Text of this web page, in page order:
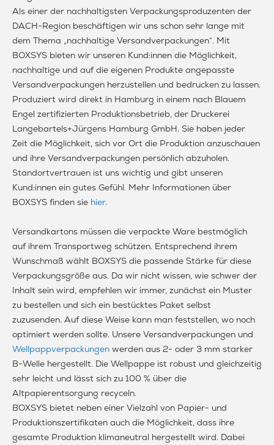
Als einer der nachhaltigsten Verpackungsproduzenten der
DACH-Region beschäftigen wir uns schon sehr lange mit
dem Thema „nachhaltige Versandverpackungen“. Mit
BOXSYS bieten wir unseren Kund:innen die Möglichkeit,
nachhaltige und auf die eigenen Produkte angepasste
Versandverpackungen herzustellen und bedrucken zu lassen.
Produziert wird direkt in Hamburg in einem nach Blauem
Engel zertifizierten Produktionsbetrieb, der Druckerei
Langebartels+Jürgens Hamburg GmbH. Sie haben jeder
Zeit die Möglichkeit, sich vor Ort die Produktion anzuschauen
und ihre Versandverpackungen persönlich abzuholen.
Standortvertrauen ist uns wichtig und gibt unseren
Kund:innen ein gutes Gefühl. Mehr Informationen über
BOXSYS finden sie hier.
Versandkartons müssen die verpackte Ware bestmöglich
auf ihrem Transportweg schützen. Entsprechend ihrem
Wunschmaß wählt BOXSYS die passende Stärke für diese
Verpackungsgröße aus. Da wir nicht wissen, wie schwer der
Inhalt sein wird, empfehlen wir immer, zunächst ein Muster
zu bestellen und sich ein bestücktes Paket selbst
zuzusenden. Auf diese Weise kann man feststellen, wo noch
optimiert werden sollte. Unsere Versandverpackungen und
Wellpappverpackungen werden aus 2- oder 3 mm starker
B-Welle hergestellt. Die Wellpappe ist robust und gleichzeitig
sehr leicht und lässt sich zu 100 % über die
Altpapierentsorgung recyceln.
BOXSYS bietet neben einer Vielzahl von Papier- und
Produktionszertifikaten auch die Möglichkeit, dass ihre
gesamte Produktion klimaneutral hergestellt wird. Dabei